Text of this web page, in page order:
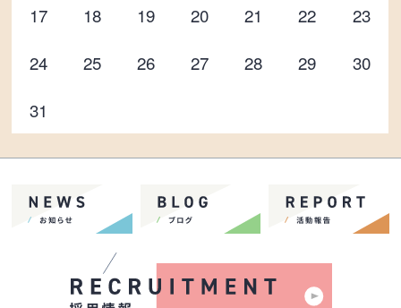
17
18 19 20 21 22
23
24
25 26 27 28 29
30
31